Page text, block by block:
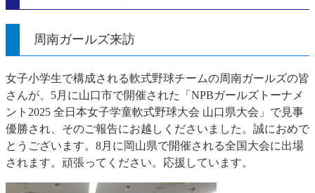
周南ガールズ来訪
女子小学生で構成される軟式野球チームの周南ガールズの皆
さんが、5月に山口市で開催された「NPBガールズトーナメ
ント2025 全日本女子学童軟式野球大会 山口県大会」で見事
優勝され、そのご報告にお越しくださいました。誠におめで
とうございます。8月に岡山県で開催される全国大会に出場
されます。頑張ってください。応援しています。